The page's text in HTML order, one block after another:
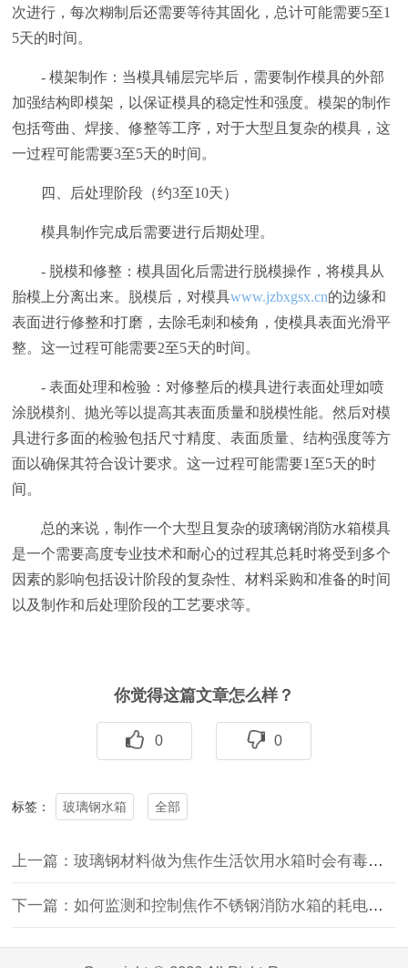
次进行，每次糊制后还需要等待其固化，总计可能需要5至1
5天的时间。
- 模架制作：当模具铺层完毕后，需要制作模具的外部
加强结构即模架，以保证模具的稳定性和强度。模架的制作
包括弯曲、焊接、修整等工序，对于大型且复杂的模具，这
一过程可能需要3至5天的时间。
四、后处理阶段（约3至10天）
模具制作完成后需要进行后期处理。
- 脱模和修整：模具固化后需进行脱模操作，将模具从
胎模上分离出来。脱模后，对模具www.jzbxgsx.cn的边缘和
表面进行修整和打磨，去除毛刺和棱角，使模具表面光滑平
整。这一过程可能需要2至5天的时间。
- 表面处理和检验：对修整后的模具进行表面处理如喷
涂脱模剂、抛光等以提高其表面质量和脱模性能。然后对模
具进行多面的检验包括尺寸精度、表面质量、结构强度等方
面以确保其符合设计要求。这一过程可能需要1至5天的时
间。
总的来说，制作一个大型且复杂的玻璃钢消防水箱模具
是一个需要高度专业技术和耐心的过程其总耗时将受到多个
因素的影响包括设计阶段的复杂性、材料采购和准备的时间
以及制作和后处理阶段的工艺要求等。
你觉得这篇文章怎么样？
0 0
标签： 玻璃钢水箱 全部
上一篇：玻璃钢材料做为焦作生活饮用水箱时会有毒害物质吗
下一篇：如何监测和控制焦作不锈钢消防水箱的耗电量？